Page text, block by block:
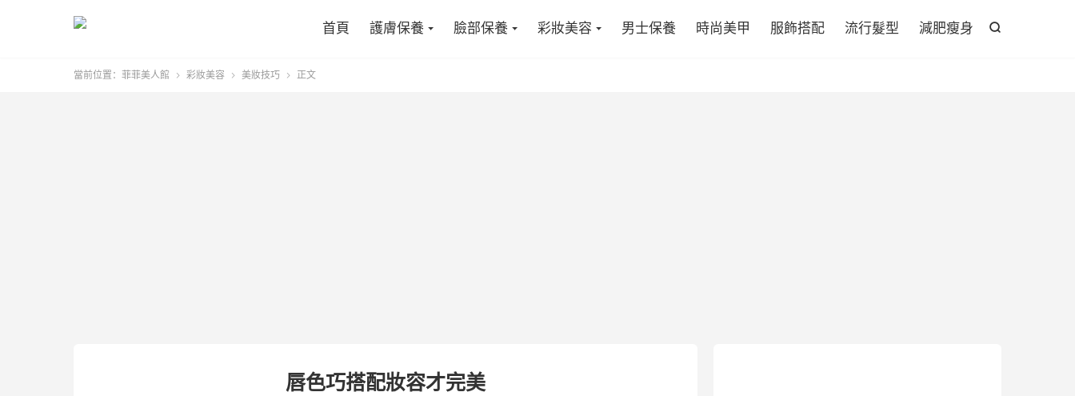

首頁 護膚保養 臉部保養 彩妝美容 男士保養 時尚美甲 服飾搭配 流行髮型 減肥瘦身
當前位置： 菲菲美人館  彩妝美容  美妝技巧  正文
唇色巧搭配妝容才完美